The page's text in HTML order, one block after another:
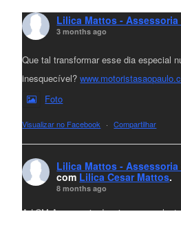
Lilica Mattos - Assessoria
3 months ago
Que tal transformar esse dia especial
inesquecível?
Foto
Visualizar no Facebook · Compartilhar
Lilica Mattos - Assessoria
com Lilica Cesar Mattos.
8 months ago
A LCM Assessoria deseja um